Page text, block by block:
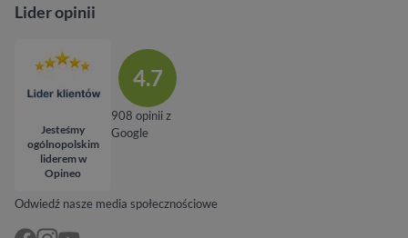
Odwiedź nasze media społecznościowe
Lider opinii
Jesteśmy
ogólnopolskim
liderem w
Opineo
4.7
908 opinii z
Google